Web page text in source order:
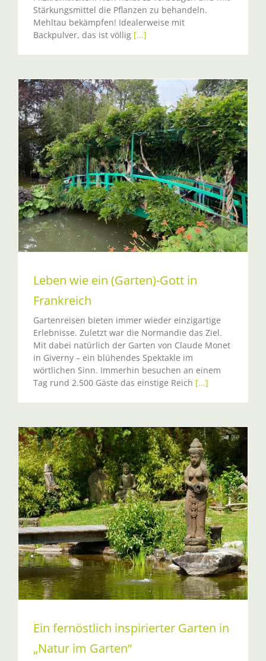
Stärkungsmittel die Pflanzen zu behandeln.
Mehltau bekämpfen! Idealerweise mit
Backpulver, das ist völlig [...]
Leben wie ein (Garten)-Gott in
Frankreich
Gartenreisen bieten immer wieder einzigartige
Erlebnisse. Zuletzt war die Normandie das Ziel.
Mit dabei natürlich der Garten von Claude Monet
in Giverny – ein blühendes Spektakle im
wörtlichen Sinn. Immerhin besuchen an einem
Tag rund 2.500 Gäste das einstige Reich [...]
Ein fernöstlich inspirierter Garten in
„Natur im Garten“